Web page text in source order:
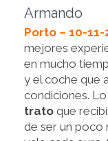
Armando
Porto – 10-11-
mejores
en mucho
y el coche que
condiciones.
trato que
de ser un poco